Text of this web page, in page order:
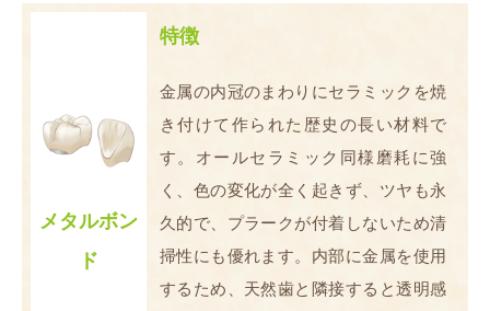
メタルボン
ド
特徴
金属の内冠のまわりにセラミックを焼
き付けて作られた歴史の長い材料で
す。オールセラミック同様磨耗に強
く、色の変化が全く起きず、ツヤも永
久的で、プラークが付着しないため清
掃性にも優れます。内部に金属を使用
するため、天然歯と隣接すると透明感